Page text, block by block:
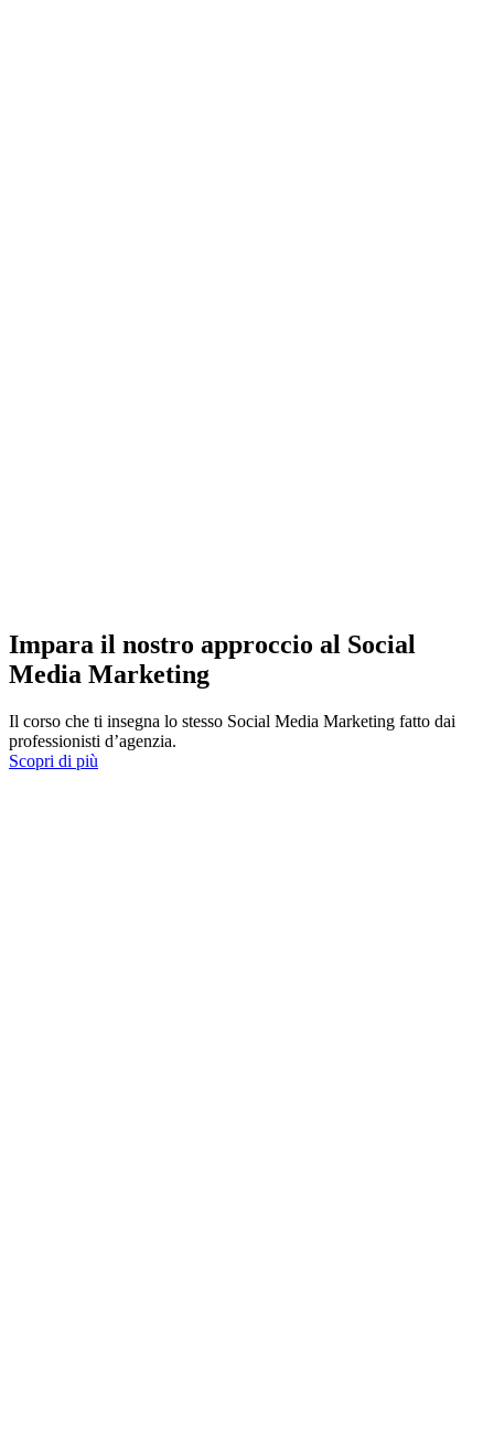
Impara il nostro approccio al Social
Media Marketing
Il corso che ti insegna lo stesso Social Media Marketing fatto dai
professionisti d’agenzia.
Scopri di più